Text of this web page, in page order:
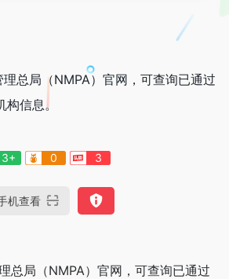
总局（NMPA）官网，可查询已通过
信息。
3+ 0 3
机查看
总局（NMPA）官网，可查询已通过